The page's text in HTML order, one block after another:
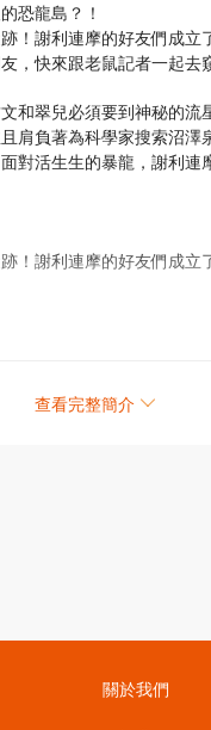
恐龍島？！
！謝利連摩的好友們成
，快來跟老鼠記者一起去
和翠兒必須要到神秘的
肩負著為科學家搜索沼
對活生生的暴龍，謝利
！謝利連摩的好友們成
查看完整簡介
關於我們